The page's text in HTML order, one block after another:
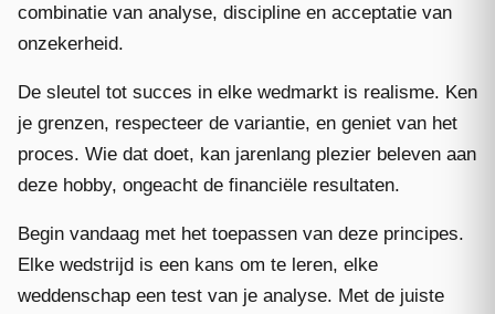
combinatie van analyse, discipline en acceptatie van
onzekerheid.
De sleutel tot succes in elke wedmarkt is realisme. Ken
je grenzen, respecteer de variantie, en geniet van het
proces. Wie dat doet, kan jarenlang plezier beleven aan
deze hobby, ongeacht de financiële resultaten.
Begin vandaag met het toepassen van deze principes.
Elke wedstrijd is een kans om te leren, elke
weddenschap een test van je analyse. Met de juiste